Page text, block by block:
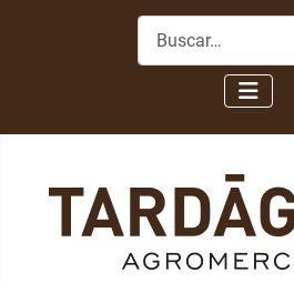
Buscar